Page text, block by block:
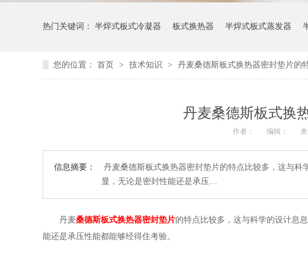
热门关键词： 半焊式板式冷凝器 板式换热器 半焊式板式蒸发器
您的位置： 首页 > 技术知识 > 丹麦桑德斯板式换热器密封垫片的
丹麦桑德斯板式换
作者： 编辑： 来
信息摘要：
丹麦桑德斯板式换热器密封垫片的特点比较多，这与
显，无论是密封性能还是承压…
丹麦桑德斯板式换热器密封垫片的特点比较多，这与科学的设计息
能还是承压性能都能够经得住考验。